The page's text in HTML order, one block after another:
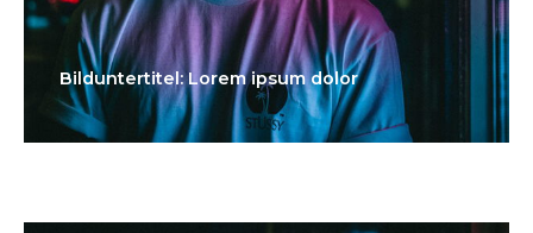
Bilduntertitel: Lorem ipsum dolor